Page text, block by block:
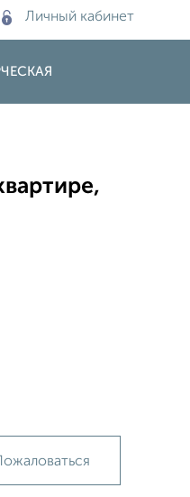
Личный кабинет
Пожаловаться